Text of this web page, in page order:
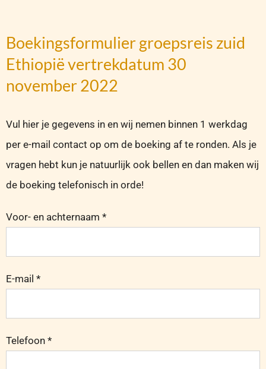
Boekingsformulier groepsreis zuid
Ethiopië vertrekdatum 30
november 2022
Vul hier je gegevens in en wij nemen binnen 1 werkdag
per e-mail contact op om de boeking af te ronden. Als je
vragen hebt kun je natuurlijk ook bellen en dan maken wij
de boeking telefonisch in orde!
Voor- en achternaam *
E-mail *
Telefoon *